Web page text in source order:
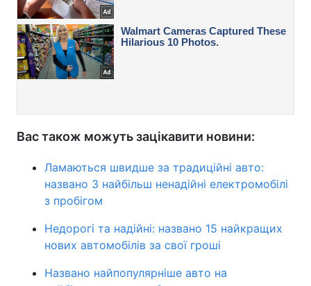
Вас також можуть зацікавити новини:
Ламаються швидше за традиційні авто:
названо 3 найбільш ненадійні електромобілі
з пробігом
Недорогі та надійні: названо 15 найкращих
нових автомобілів за свої гроші
Названо найпопулярніше авто на